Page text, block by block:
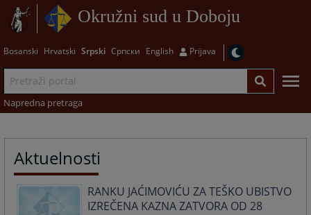
Okružni sud u Doboju
Bosanski Hrvatski Srpski Српски English Prijava
Napredna pretraga
Aktuelnosti
RANKU JAĆIMOVIĆU ZA TEŠKO UBISTVO
IZREČENA KAZNA ZATVORA OD 28